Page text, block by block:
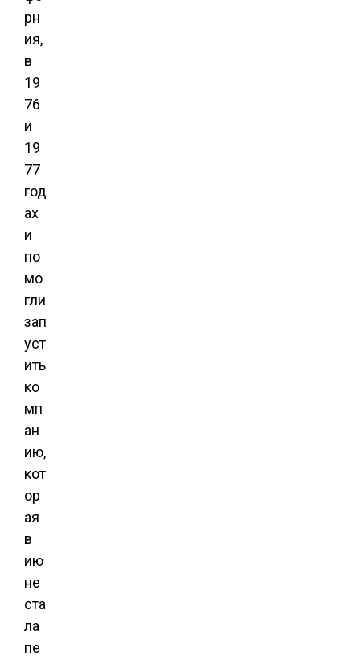
рн
ия,
в
19
76
и
19
77
год
ах
и
по
мо
гли
зап
уст
ить
ко
мп
ан
ию,
кот
ор
ая
в
ию
не
ста
ла
пе